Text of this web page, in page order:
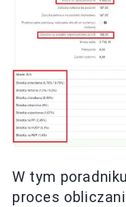
W tym
proces